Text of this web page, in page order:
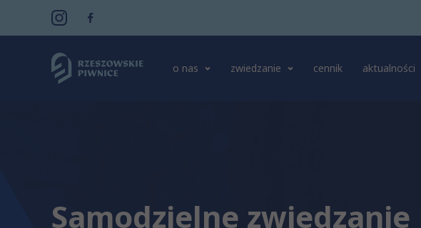
o nas zwiedzanie cennik aktualności
Samodzielne